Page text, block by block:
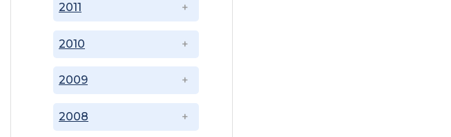
2008
2009
2010
2011